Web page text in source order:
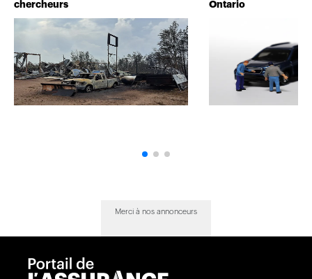
chercheurs
Ontario
Merci à nos annonceurs